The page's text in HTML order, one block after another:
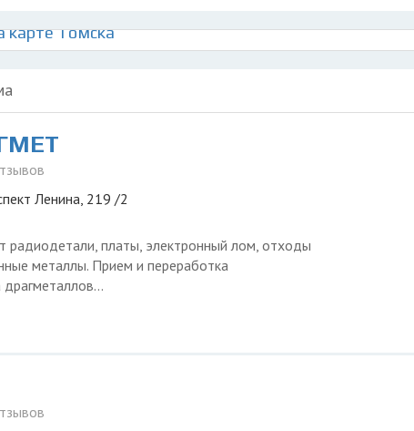
карте Томска
Ленина, 219 /2
радиодетали, платы, электронный лом, отходы
металлы. Прием и переработка